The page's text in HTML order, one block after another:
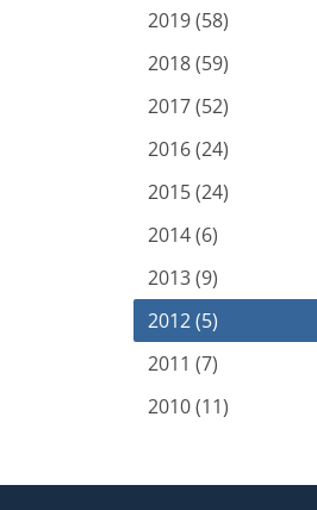
2019 (58)
2018 (59)
2017 (52)
2016 (24)
2015 (24)
2014 (6)
2013 (9)
2012 (5)
2011 (7)
2010 (11)